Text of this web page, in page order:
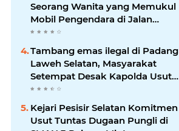
Seorang Wanita yang Memukul
Mobil Pengendara di Jalan
Khatib Sulaiman
Tambang emas ilegal di Padang
Laweh Selatan, Masyarakat
Setempat Desak Kapolda Usut
Tuntas
Kejari Pesisir Selatan Komitmen
Usut Tuntas Dugaan Pungli di